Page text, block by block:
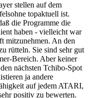
stellen auf dem
topaktuell ist.
die Programme die
haben - vielleicht war
mitzunehmen. An den
rütteln. Sie sind sehr gut
Bereich. Aber keiner
nächsten Tchibo-Spot
ja andere
auf jedem ATARI,
positiv zu bewerten.